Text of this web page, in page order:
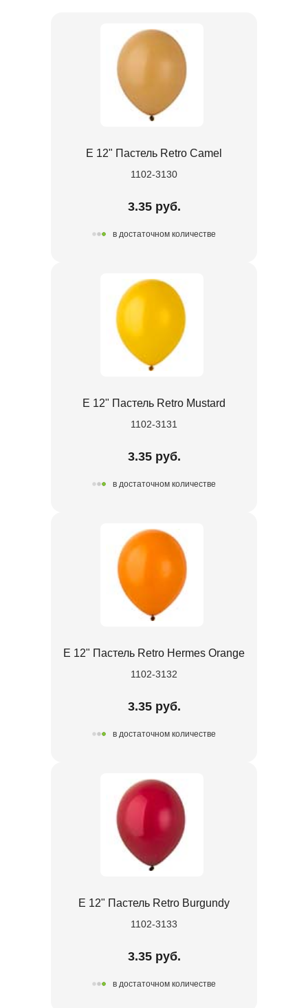
Е 12" Пастель Retro Camel
1102-3130
3.35 руб.
в достаточном количестве
Е 12" Пастель Retro Mustard
1102-3131
3.35 руб.
в достаточном количестве
Е 12" Пастель Retro Hermes Orange
1102-3132
3.35 руб.
в достаточном количестве
Е 12" Пастель Retro Burgundy
1102-3133
3.35 руб.
в достаточном количестве